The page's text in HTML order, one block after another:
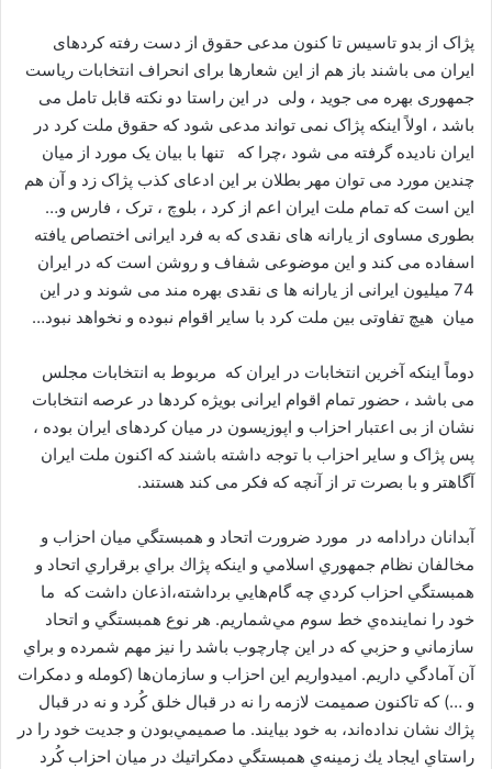
پژاک از بدو تاسیس تا کنون مدعی حقوق از دست رفته کردهای
ایران می باشند باز هم از این شعارها برای انحراف انتخابات ریاست
جمهوری بهره می جوید ، ولی در این راستا دو نکته قابل تامل می
باشد ، اولاً اینکه پژاک نمی تواند مدعی شود که حقوق ملت کرد در
ایران نادیده گرفته می شود ،چرا که تنها با بیان یک مورد از میان
چندین مورد می توان مهر بطلان بر این ادعای کذب پژاک زد و آن هم
این است که تمام ملت ایران اعم از کرد ، بلوچ ، ترک ، فارس و…
بطوری مساوی از یارانه های نقدی که به فرد ایرانی اختصاص یافته
اسفاده می کند و این موضوعی شفاف و روشن است که در ایران
74 میلیون ایرانی از یارانه ها ی نقدی بهره مند می شوند و در این
میان هیچ تفاوتی بین ملت کرد با سایر اقوام نبوده و نخواهد نبود…
دوماً اینکه آخرین انتخابات در ایران که مربوط به انتخابات مجلس
می باشد ، حضور تمام اقوام ایرانی بویژه کردها در عرصه انتخابات
نشان از بی اعتبار احزاب و اپوزیسون در میان کردهای ایران بوده ،
پس پژاک و سایر احزاب با توجه داشته باشند که اکنون ملت ایران
آگاهتر و با بصرت تر از آنچه که فکر می کند هستند.
آبدانان درادامه در مورد ضرورت اتحاد و همبستگي ميان احزاب و
مخالفان نظام جمهوري اسلامي و اینکه پژاك براي برقراري اتحاد و
همبستگي احزاب كردي چه گام‌هايي برداشته،اذعان داشت كه ما
خود را نماينده‌ي خط سوم مي‌شماريم. هر نوع همبستگي و اتحاد
سازماني و حزبي كه در اين چارچوب باشد را نيز مهم شمرده و براي
آن آمادگي داريم. اميدواريم اين احزاب و سازمان‌ها (كومله و دمكرات
و …) كه تاكنون صميمت لازمه را نه در قبال خلق كُرد و نه در قبال
پژاك نشان نداده‌اند، به خود بيايند. ما صميمي‌بودن و جديت خود را در
راستاي ايجاد يك زمينه‌ي همبستگي دمكراتيك در ميان احزاب كُرد